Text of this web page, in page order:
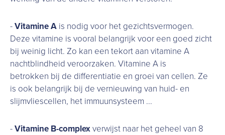
-Vitamine A is nodig voor het gezichtsvermogen.
Deze vitamine is vooral belangrijk voor een goed zicht
bij weinig licht. Zo kan een tekort aan vitamine A
nachtblindheid veroorzaken. Vitamine A is
betrokken bij de differentiatie en groei van cellen. Ze
is ook belangrijk bij de vernieuwing van huid- en
slijmvliescellen, het immuunsysteem ...
-Vitamine B-complexverwijst naar het geheel van 8